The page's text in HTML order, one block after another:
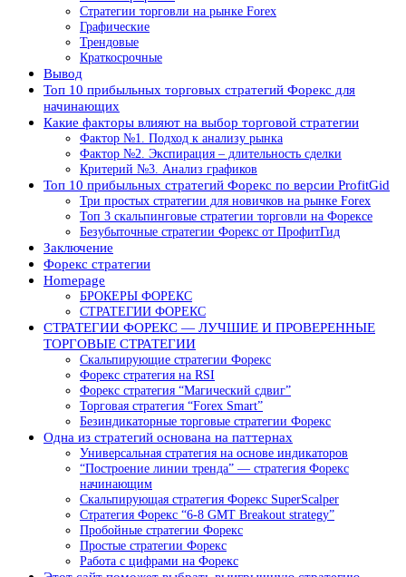
Стратегии торговли на рынке Forex
Графические
Трендовые
Краткосрочные
Вывод
Топ 10 прибыльных торговых стратегий Форекс для
начинающих
Какие факторы влияют на выбор торговой стратегии
Фактор №1. Подход к анализу рынка
Фактор №2. Экспирация – длительность сделки
Критерий №3. Анализ графиков
Топ 10 прибыльных стратегий Форекс по версии ProfitGid
Три простых стратегии для новичков на рынке Forex
Топ 3 скальпинговые стратегии торговли на Форексе
Безубыточные стратегии Форекс от ПрофитГид
Заключение
Форекс стратегии
Homepage
БРОКЕРЫ ФОРЕКС
CТРАТЕГИИ ФОРЕКС
СТРАТЕГИИ ФОРЕКС — ЛУЧШИЕ И ПРОВЕРЕННЫЕ
ТОРГОВЫЕ СТРАТЕГИИ
Скальпирующие стратегии Форекс
Форекс стратегия на RSI
Форекс стратегия “Магический сдвиг”
Торговая стратегия “Forex Smart”
Безиндикаторные торговые стратегии Форекс
Одна из стратегий основана на паттернах
Универсальная стратегия на основе индикаторов
“Построение линии тренда” — стратегия Форекс
начинающим
Скальпирующая стратегия Форекс SuperScalper
Стратегия Форекс “6-8 GMT Breakout strategy”
Пробойные стратегии Форекс
Простые стратегии Форекс
Работа с цифрами на Форекс